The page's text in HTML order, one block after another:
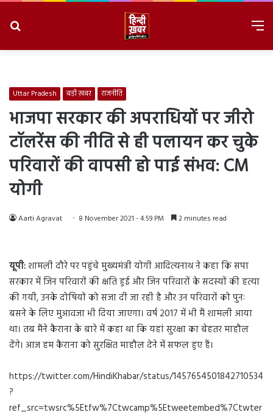
Uttar Pradesh बड़ी ख़बर राजनीति
भाजपा सरकार की अपराधियों पर जीरो
टॉलरेंस की नीति से ही पलायन कर चुके
परिवारों की वापसी हो पाई संभव: CM
योगी
Aarti Agravat 8 November 2021 - 4:59 PM 2 minutes read
यूपी:शामली दौरे पर पहुंचे मुख्यमंत्री योगी आदित्यनाथ ने कहा कि सपा
सरकार में जिन परिवारों की क्षति हुई और जिन परिवारों के सदस्यों की हत्या
की गयी, उनके दोषियों को सजा दी जा रही है और उन परिवारों को पुनः
बसने के लिए मुआवजा भी दिया जाएगा। वर्ष 2017 में भी मैं शामली आया
था। तब मैंने कैराना के बारे में कहा था कि यहां सुरक्षा का बेहतर माहौल
देंगे। आज हम कैराना को सुरक्षित माहौल देने में सफल हुए हैं।
https://twitter.com/HindiKhabar/status/1457654501842710534
?
ref_src=twsrc%5Etfw%7Ctwcamp%5Etweetembed%7Ctwter